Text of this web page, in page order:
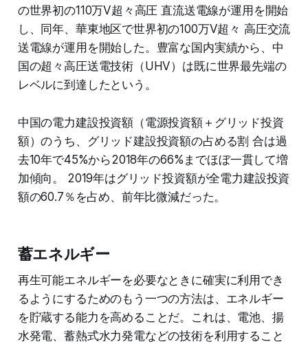
の世界初の110万V超々高圧 直流送電線が運用を開始
し、同年、華東地区で世界初の100万V超々 高圧交流
送電線が運用を開始した。豊富な国内実績から、中
国の超々高圧送電技術（UHV）は既に世界最先端の
レベルに到達したという。
中国の電力建設投資額（電源投資額＋グリッド投資
額）のうち、グリッド建設投資額の占める割 合は過
去10年で45%から2018年の66%までほぼ一貫して増
加傾向。 2019年はグリッド投資額が全電力建設投資
額の60.7％を占め、前年比微減だった。
蓄エネルギー
再生可能エネルギーを必要なときに確実に利用でき
るようにするためのもう一つの方法は、エネルギー
を貯蔵する能力を高めることだ。これは、電池、揚
水発電、蓄熱式水力発電などの技術を利用すること